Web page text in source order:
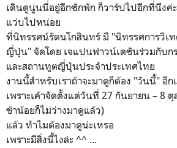
เดินดูนู่นนี่อยู่อีกซักพัก ก็วาร์ปไปอีกที่นึงค่
แว่บไปหน่อย
ที่นิทรรศน์รัตนโกสินทร์ มี "นิทรรศการวิเ
ญี่ปุ่น" จัดโดย เจแปนฟาวน์เดชันร่วมกับกร
และสถานทูตญี่ปุ่นประจำประเทศไทย
งานนี้สำหรับเราถ้าจะมาดูก็ต้อง "วันนี้" อี
เพราะเค้าจัดตั้งแต่วันที่ 27 กันยายน – 8
ข้าน้อยก็ไม่ว่างมาดูแล้ว)
แล้ว ทำไมต้องมาดูน่ะเหรอ
เพราะมีสิ่งนี้ไงล่ะ ^^ ...